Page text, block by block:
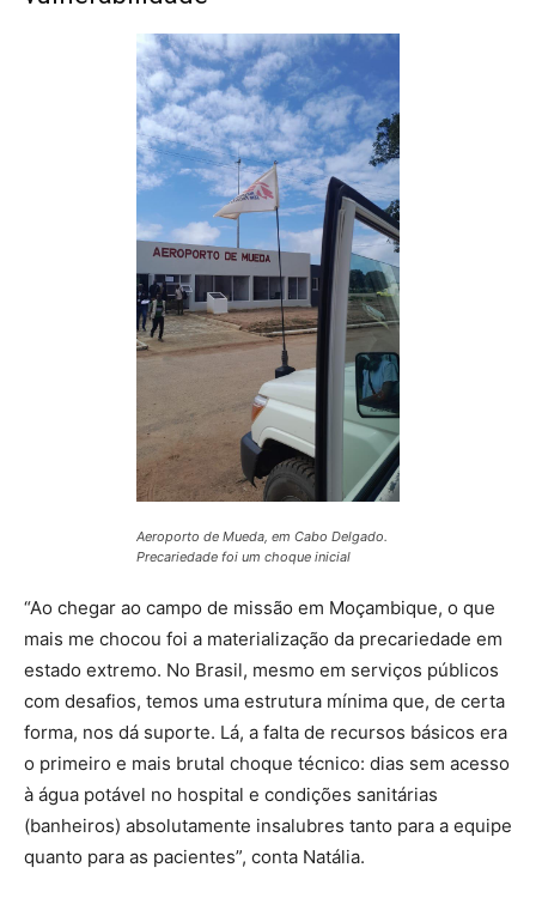
Aeroporto de Mueda, em Cabo Delgado.
Precariedade foi um choque inicial
“Ao chegar ao campo de missão em Moçambique, o que
mais me chocou foi a materialização da precariedade em
estado extremo. No Brasil, mesmo em serviços públicos
com desafios, temos uma estrutura mínima que, de certa
forma, nos dá suporte. Lá, a falta de recursos básicos era
o primeiro e mais brutal choque técnico: dias sem acesso
à água potável no hospital e condições sanitárias
(banheiros) absolutamente insalubres tanto para a equipe
quanto para as pacientes”, conta Natália.